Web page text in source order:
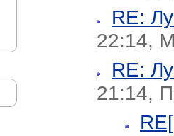
RE:
22:14,
RE:
21:14,